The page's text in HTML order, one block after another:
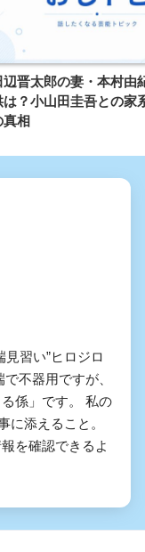
辺晋太郎の妻・本村由
は？小山田圭吾との家
真相
見習い”ヒロジロ
不器用ですが、
係」です。 私の
に添えること。
を確認できるよ